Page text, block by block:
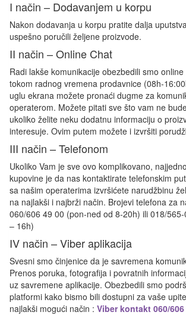
I način – Dodavanjem u korpu
Nakon dodavanja u korpu pratite dalja
uspešno poručili željene proizvode.
II način – Online Chat
Radi lakše komunikacije obezbedili smo
tokom radnog vremena prodavnice (08h-
uglu ekrana možete pronaći dugme za
operaterom. Možete pitati sve što vam ne
ukoliko želite neku dodatnu informaciju o
interesuje. Ovim putem možete i izvršiti
III način – Telefonom
Ukoliko Vam je sve ovo komplikovano,
kupovine je da nas kontaktirate telefonskim
sa našim operaterima izvršićete narudžbinu
na najlakši i najbrži način. Brojevi telefona za
060/606 49 00 (pon-ned od 8-20h) ili 018/
– 16h)
IV način – Viber aplikacija
Svesni smo činjenice da je savremena
Prenos poruka, fotografija i povratnih
uz savremene aplikacije. Obezbedili smo
platformi kako bismo bili dostupni za vaše
najlakši mogući način : Viber kontakt 060/606